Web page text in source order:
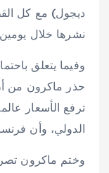
ديجول) مع كل
نشرها خلال يومين
وفيما يتعلق
حذر ماكرون من
ترفع الأسعار
الدولي، وأن
وختم ماكرون